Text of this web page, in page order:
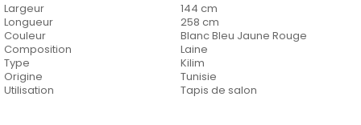
Largeur
144 cm
Longueur
258 cm
Couleur
Blanc Bleu Jaune Rouge
Composition
Laine
Type
Kilim
Origine
Tunisie
Utilisation
Tapis de salon